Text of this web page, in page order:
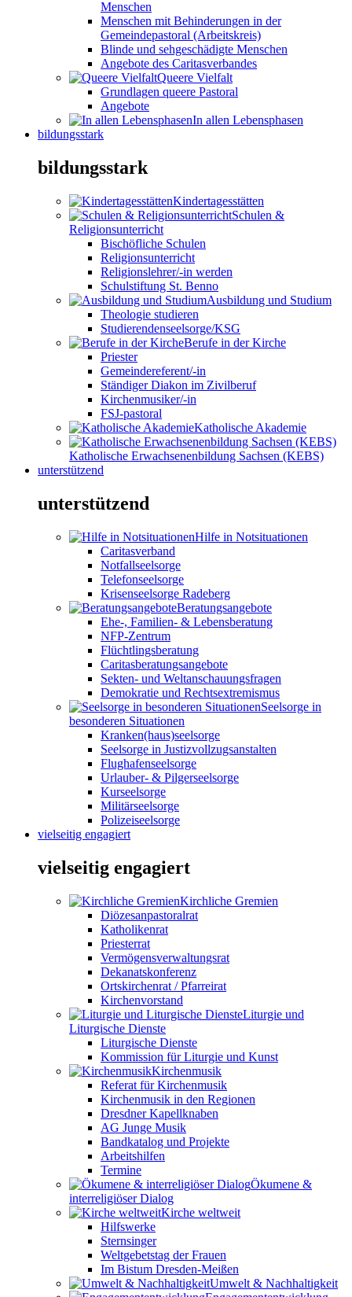
Menschen
Menschen mit Behinderungen in der
Gemeindepastoral (Arbeitskreis)
Blinde und sehgeschädigte Menschen
Angebote des Caritasverbandes
Queere Vielfalt
Grundlagen queere Pastoral
Angebote
In allen Lebensphasen
bildungsstark
bildungsstark
Kindertagesstätten
Schulen &
Religionsunterricht
Bischöfliche Schulen
Religionsunterricht
Religionslehrer/-in werden
Schulstiftung St. Benno
Ausbildung und Studium
Theologie studieren
Studierendenseelsorge/KSG
Berufe in der Kirche
Priester
Gemeindereferent/-in
Ständiger Diakon im Zivilberuf
Kirchenmusiker/-in
FSJ-pastoral
Katholische Akademie
Katholische Erwachsenenbildung Sachsen (KEBS)
unterstützend
unterstützend
Hilfe in Notsituationen
Caritasverband
Notfallseelsorge
Telefonseelsorge
Krisenseelsorge Radeberg
Beratungsangebote
Ehe-, Familien- & Lebensberatung
NFP-Zentrum
Flüchtlingsberatung
Caritasberatungsangebote
Sekten- und Weltanschauungsfragen
Demokratie und Rechtsextremismus
Seelsorge in
besonderen Situationen
Kranken(haus)seelsorge
Seelsorge in Justizvollzugsanstalten
Flughafenseelsorge
Urlauber- & Pilgerseelsorge
Kurseelsorge
Militärseelsorge
Polizeiseelsorge
vielseitig engagiert
vielseitig engagiert
Kirchliche Gremien
Diözesanpastoralrat
Katholikenrat
Priesterrat
Vermögensverwaltungsrat
Dekanatskonferenz
Ortskirchenrat / Pfarreirat
Kirchenvorstand
Liturgie und
Liturgische Dienste
Liturgische Dienste
Kommission für Liturgie und Kunst
Kirchenmusik
Referat für Kirchenmusik
Kirchenmusik in den Regionen
Dresdner Kapellknaben
AG Junge Musik
Bandkatalog und Projekte
Arbeitshilfen
Termine
Ökumene &
interreligiöser Dialog
Kirche weltweit
Hilfswerke
Sternsinger
Weltgebetstag der Frauen
Im Bistum Dresden-Meißen
Umwelt & Nachhaltigkeit